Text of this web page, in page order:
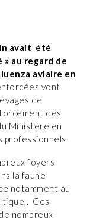
avait été
» au regard de
aviaire en
vont
de
des
Ministère en
professionnels.
foyers
la faune
notamment au
Ces
nombreux